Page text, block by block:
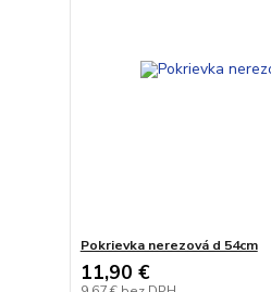
Pokrievka nerezová d 54cm
11,90 €